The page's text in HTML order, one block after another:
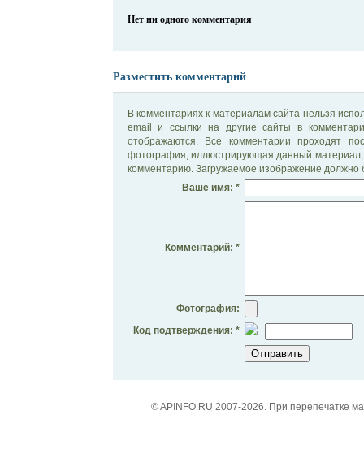
Нет ни одного комментария
Разместить комментарий
В комментариях к материалам сайта нельзя
email и ссылки на другие сайты в
отображаются. Все комментарии проходят
фотография, иллюстрирующая данный материал,
комментарию. Загружаемое изображение должно
Ваше имя: *
Комментарий: *
Фотография:
Код подтверждения: *
© APINFO.RU 2007-2026. При перепечатке